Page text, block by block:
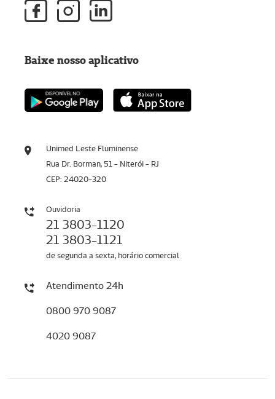
Unimed Leste Fluminense
Rua Dr. Borman, 51 - Niterói - RJ
CEP: 24020-320
Ouvidoria
21 3803-1120
21 3803-1121
de segunda a sexta, horário comercial
Atendimento 24h
0800 970 9087
4020 9087
Baixe nosso aplicativo